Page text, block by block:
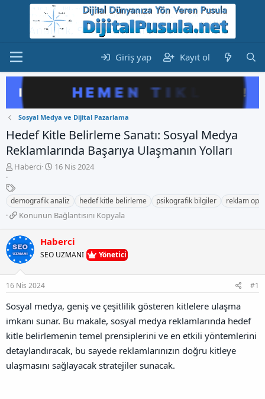
Giriş yap Kayıt ol
Sosyal Medya ve Dijital Pazarlama
Hedef Kitle Belirleme Sanatı: Sosyal Medya
Reklamlarında Başarıya Ulaşmanın Yolları
K
n
b
u
y
u
b
a
ş
l
a
a
n
Haberci
B
l
a
n
g
ı
ç
a
h
16 Nis 2024
E
t
i
e
t
l
e
demografik analiz hedef kitle belirleme psikografik bilgiler reklam
K
n
u
n
u
B
ğ
l
a
t
ı
Konunun Bağlantısını Kopyala
Haberci
SEO UZMANI Yönetici
16 Nis 2024 #1
Sosyal medya, geniş ve çeşitlilik gösteren kitlelere ulaşma
imkanı sunar. Bu makale, sosyal medya reklamlarında hedef
kitle belirlemenin temel prensiplerini ve en etkili yöntemlerini
detaylandıracak, bu sayede reklamlarınızın doğru kitleye
ulaşmasını sağlayacak stratejiler sunacak.